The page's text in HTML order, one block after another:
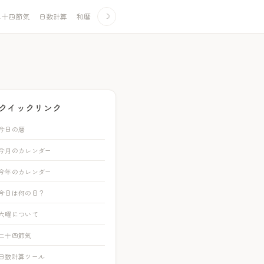
四節気 日数計算 和暦 ☽
クイックリンク
日の暦
月のカレンダー
年のカレンダー
日は何の日？
曜について
十四節気
日数計算ツール